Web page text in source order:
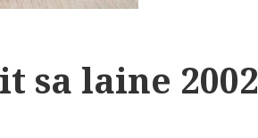
sa laine 2002